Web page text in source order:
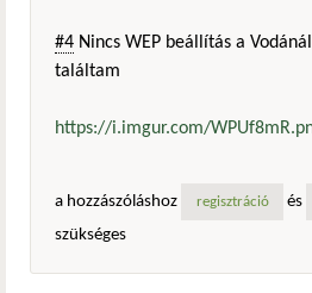
#4 Nincs WEP beállítás a
találtam
https://i.imgur.com/
a hozzászóláshoz regisztráció és
szükséges